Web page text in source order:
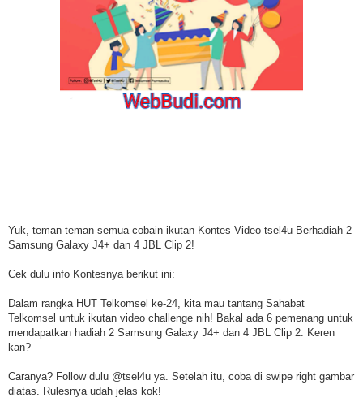
Yuk, teman-teman semua cobain ikutan Kontes Video tsel4u Berhadiah 2
Samsung Galaxy J4+ dan 4 JBL Clip 2!
Cek dulu info Kontesnya berikut ini:
Dalam rangka HUT Telkomsel ke-24, kita mau tantang Sahabat
Telkomsel untuk ikutan video challenge nih! Bakal ada 6 pemenang untuk
mendapatkan hadiah 2 Samsung Galaxy J4+ dan 4 JBL Clip 2. Keren
kan?
Caranya? Follow dulu @tsel4u ya. Setelah itu, coba di swipe right gambar
diatas. Rulesnya udah jelas kok!